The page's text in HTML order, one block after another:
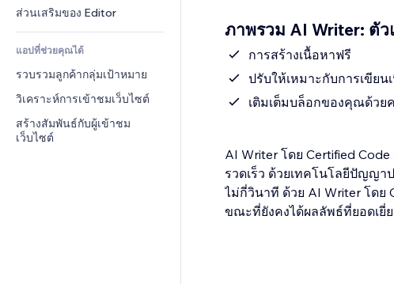
(Crowdfunding)
อาหาร & เครื่องดื่ม
เครื่องคำนวน
ค้นหา
อากาศ
แผนภูมิ & ตาราง
ชุมชน
รีวิว & การรับรอง
CRM
ส่วนเสริมของ Editor
แอปที่ช่วยคุณได้
รวบรวมลูกค้ากลุ่มเป้าหมาย
วิเคราะห์การเข้าชมเว็บไซต์
สร้างสัมพันธ์กับผู้เข้าชม
เว็บไซต์
ภาพรวม AI Writer: ตัว
การสร้างเนื้อหาฟรี
ปรับให้เหมาะกับการเขียน
เติมเต็มบล็อกของคุณด้วย
AI Writer โดย Certified
รวดเร็ว ด้วยเทคโนโลยีปัญญา
ไม่กี่วินาที ด้วย AI Writer โด
ขณะที่ยังคงได้ผลลัพธ์ที่ยอดเยี่